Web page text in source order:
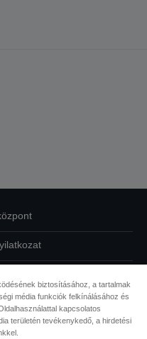
információk
biztosításához, a tartalmak
média funkciók felkínálásához és
kapcsolatos
területén tevékenykedő, a hirdetési